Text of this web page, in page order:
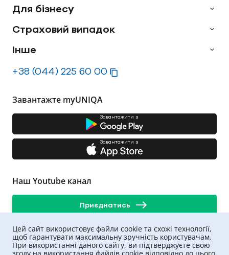
Для бізнесу
Страховий випадок
Інше
+38 (044) 225 60 00
Завантажте myUNIQA
Завантажити з
Завантажити з
Наш Youtube канал
Приєднатись
Цей сайт використовує файли cookie та схожі технології,
щоб гарантувати максимальну зручність користувачам.
При використанні даного сайту, ви підтверджуєте свою